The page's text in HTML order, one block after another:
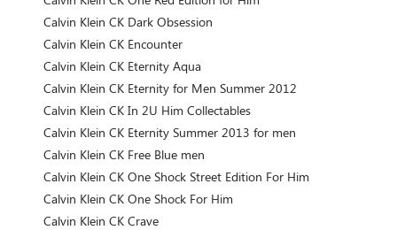
Calvin Klein CK Dark Obsession
Calvin Klein CK Encounter
Calvin Klein CK Eternity Aqua
Calvin Klein CK Eternity for Men Summer 2012
Calvin Klein CK In 2U Him Collectables
Calvin Klein CK Eternity Summer 2013 for men
Calvin Klein CK Free Blue men
Calvin Klein CK One Shock Street Edition For Him
Calvin Klein CK One Shock For Him
Calvin Klein CK Crave